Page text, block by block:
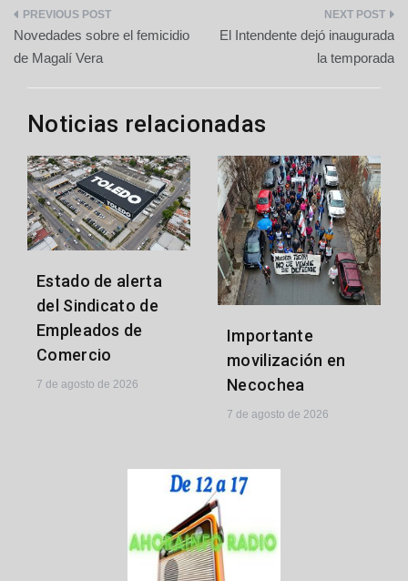
Navegación
de
entradas
Novedades sobre el femicidio
de Magalí Vera
El Intendente dejó inaugurada
la temporada
Noticias relacionadas
Estado de alerta
del Sindicato de
Empleados de
Comercio
7 de agosto de 2026
Importante
movilización en
Necochea
7 de agosto de 2026